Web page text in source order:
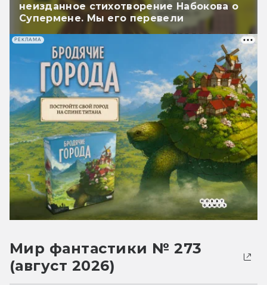
неизданное стихотворение Набокова о
Супермене. Мы его перевели
РЕКЛАМА
Мир фантастики № 273
(август 2026)